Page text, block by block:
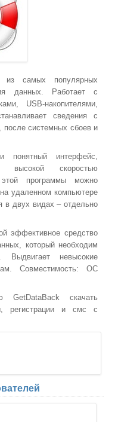
из самых популярных
данных. Работает с
USB-накопителями,
сведения с
после системных сбоев и
понятный интерфейс,
высокой скоростью
программы можно
удаленном компьютере
в двух видах – отдельно
эффективное средство
который необходим
невысокие
Совместимость: ОС
GetDataBack скачать
регистрации и смс с